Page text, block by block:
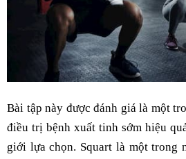
Bài tập này được đánh giá là một
điều trị bệnh xuất tinh sớm hiệu
giới lựa chọn. Squart là một trong